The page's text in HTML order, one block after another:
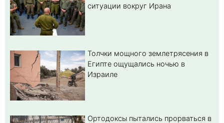
ситуации вокруг Ирана
Толчки мощного землетрясения в
Египте ощущались ночью в
Израиле
Ортодоксы пытались прорваться в